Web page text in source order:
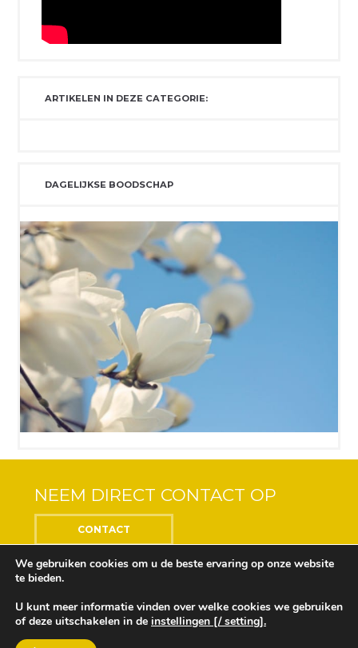
ARTIKELEN IN DEZE CATEGORIE:
DAGELIJKSE BOODSCHAP
NEEM DIRECT CONTACT OP
CONTACT
Center of the Soul © 2018 Alle rechten voorbehouden
Ontwikkeling en ontwerp doorDesign Depot
We gebruiken cookies om u de beste ervaring op onze website
te bieden.
U kunt meer informatie vinden over welke cookies we gebruiken
of deze uitschakelen in de instellingen [/ setting].